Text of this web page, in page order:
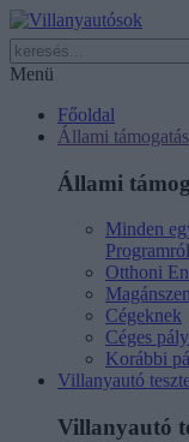
Menü
Főoldal
Állami támogatás
Állami
Minden
Programról
Otthoni
Cégeknek
Céges
Korábbi
Villanyautó
Villanyautó